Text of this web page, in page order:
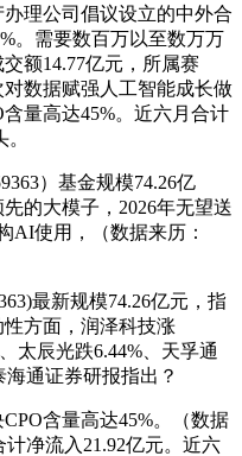
理公司倡议设立的中外合
。需要数百万以至数万万
额14.77亿元，所属赛
数据赋强人工智能成长做
量高达45%。近六月合计
）基金规模74.26亿
的大模子，2026年无望送
AI使用，（数据来历：
最新规模74.26亿元，指
方面，润泽科技涨
太辰光跌6.44%、天孚通
海通证券研报指出？
含量高达45%。（数据
净流入21.92亿元。近六